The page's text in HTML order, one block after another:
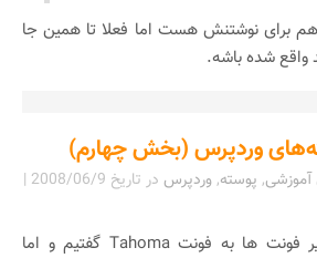
برای نوشتنش هست اما فعلا تا همین جا
واقع شده باشه.
وردپرس (بخش چهارم)
آموزشی, پوسته,وردپرس در تاریخ 2008/06/9
|
تا سر تغییر فونت ها به فونت Tahoma گفتیم و اما